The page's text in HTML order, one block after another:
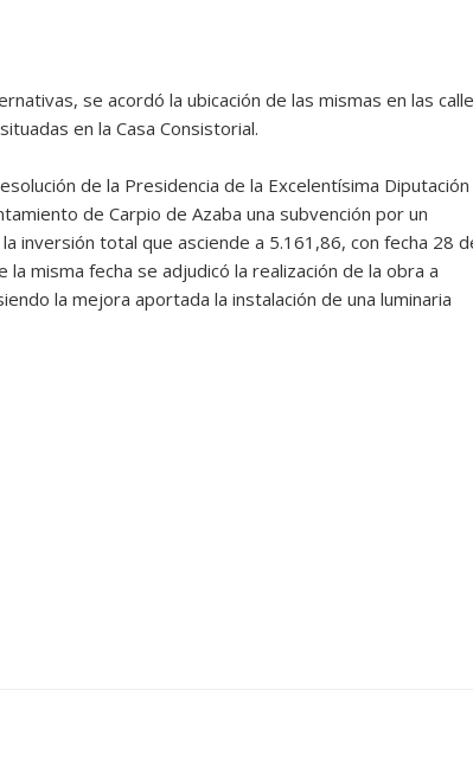
se acordó la ubicación de las mismas en las
en la Casa Consistorial.
de la Presidencia de la Excelentísima Diputación
de Carpio de Azaba una subvención por un
inversión total que asciende a 5.161,86, con fecha 28
misma fecha se adjudicó la realización de la obra a
la mejora aportada la instalación de una luminaria